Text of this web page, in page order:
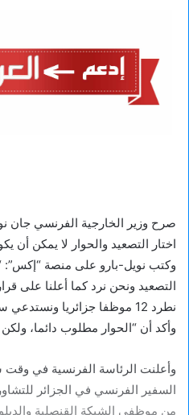
صرح وزير الخارجية الفرنسي جان
اختار التصعيد والحوار لا يمكن أن
وكتب نويل-بارو على منصة “إكس”:
التصعيد ونحن نرد كما أعلنا على
نطرد 12 موظفا جزائريا ونستدعي سفيرنا للتشاور”.
وأكد أن “الحوار مطلوب دائما،
وأعلنت الرئاسة الفرنسية في
من موظفي الشبكة القنصلية